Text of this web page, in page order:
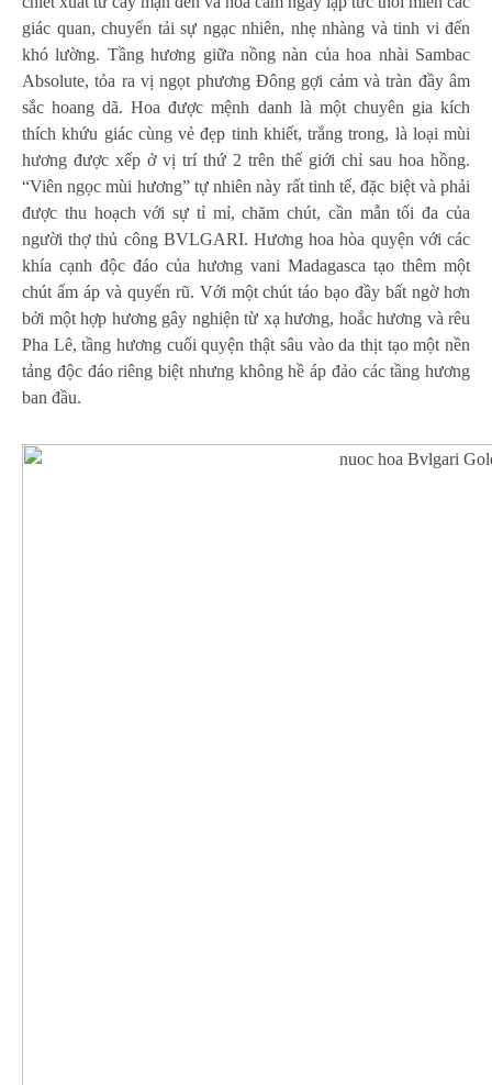
giác quan, chuyển tải sự ngạc nhiên, nhẹ nhàng và tinh vi đến
khó lường. Tầng hương giữa nồng nàn của hoa nhài Sambac
Absolute, tỏa ra vị ngọt phương Đông gợi cảm và tràn đầy âm
sắc hoang dã. Hoa được mệnh danh là một chuyên gia kích
thích khứu giác cùng vẻ đẹp tinh khiết, trắng trong, là loại mùi
hương được xếp ở vị trí thứ 2 trên thế giới chỉ sau hoa hồng.
“Viên ngọc mùi hương” tự nhiên này rất tinh tế, đặc biệt và phải
được thu hoạch với sự tỉ mỉ, chăm chút, cần mẫn tối đa của
người thợ thủ công BVLGARI. Hương hoa hòa quyện với các
khía cạnh độc đáo của hương vani Madagasca tạo thêm một
chút ấm áp và quyến rũ. Với một chút táo bạo đầy bất ngờ hơn
bởi một hợp hương gây nghiện từ xạ hương, hoắc hương và rêu
Pha Lê, tầng hương cuối quyện thật sâu vào da thịt tạo một nền
tảng độc đáo riêng biệt nhưng không hề áp đảo các tầng hương
ban đầu.